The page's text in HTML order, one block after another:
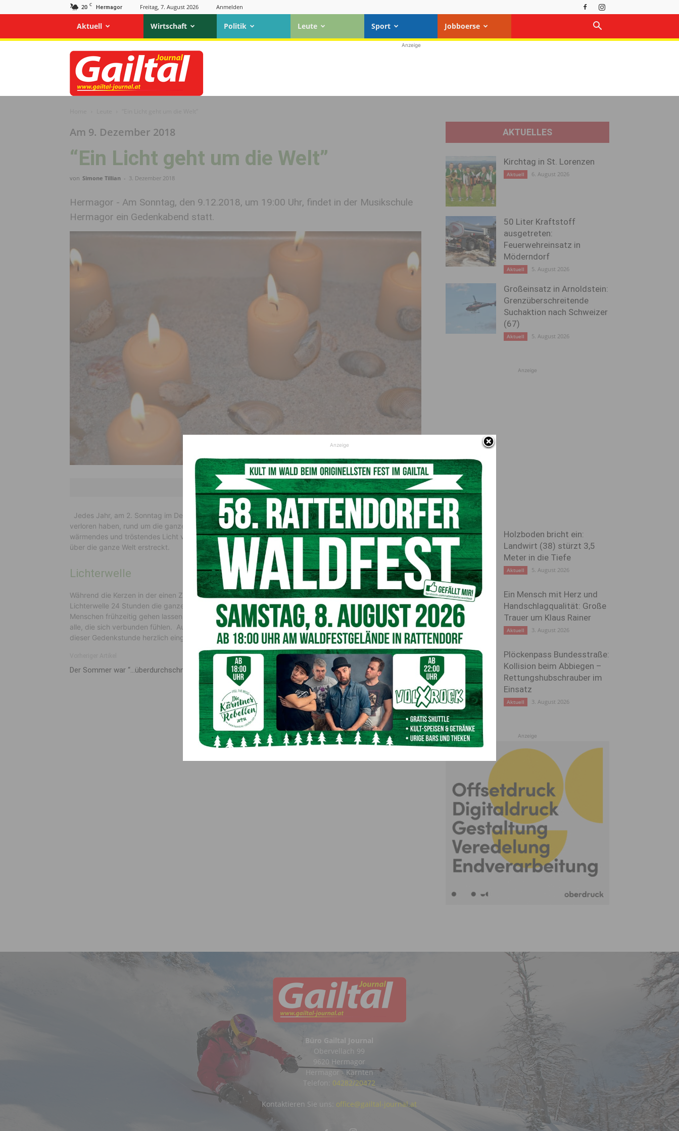
20 C Hermagor Freitag, 7. August 2026 Anmelden
Aktuell Wirtschaft Politik Leute Sport Jobboerse
Gailtal
Journal
Anzeige
Am 9. Dezember 2018
“Ein Licht geht um die Welt”
von Simone Tillian - 3. Dezember 2018
Hermagor - Am Sonntag, den 9.12.2018, um 19:00 Uhr, findet in der Musikschule
Hermagor ein Gedenkabend statt.
Lichterkette
Jedes Jahr, am 2. Sonntag im Dezember, gedenken seit vielen Jahren betroffene Familien, die ein Kind
verloren haben, rund um die ganze Welt, um 19.00 Uhr, ihrer Kinder. An diesem Abend wird ein
wärmendes und tröstendes Licht verbreitet, von einer Familie zur anderen – eine Lichterkette, die sich
über die ganze Welt erstreckt.
Lichterwelle
Während die Kerzen in der einen Zeitzone erlöschen, werden sie in der nächsten entzündet, so dass eine
Lichterwelle 24 Stunden die ganze Welt umringt. Diese Einladung richtet sich an all jene, die einen jungen
Menschen frühzeitig gehen lassen mussten- betroffene Eltern, Geschwister, Großeltern, Verwandte und
alle, die sich verbunden fühlen. Auch Eltern, die um einen nicht erfüllten Kinderwunsch trauern, sind zu
dieser Gedenkstunde herzlich eingeladen!
Der Sommer war “…überdurchschnittlich Gut”
Nächster Artikel
Schneekanonen am Dreiländereck manipuliert
AKTUELLES
Kirchtag in St. Lorenzen
Aktuell 6. August 2026
50 Liter Kraftstoff
ausgetreten:
Feuerwehreinsatz in
Möderndorf
Aktuell 5. August 2026
Großeinsatz in Arnoldstein:
Grenzüberschreitende
Suchaktion nach Schweizer
(67)
Aktuell 5. August 2026
Anzeige
Holzboden bricht ein:
Landwirt (38) stürzt 3,5
Meter in die Tiefe
Aktuell 5. August 2026
Ein Mensch mit Herz und
Handschlagqualität: Große
Trauer um Klaus Rainer
Aktuell 3. August 2026
Plöckenpass Bundesstraße:
Kollision beim Abbiegen –
Rettungshubschrauber im
Einsatz
Aktuell 3. August 2026
Anzeige
Büro Gailtal Journal
Obervellach 99
9620 Hermagor
Hermagor - Kärnten
Telefon: 04282/20472
Kontaktieren Sie uns: office@gailtal-journal.at
Anzeige